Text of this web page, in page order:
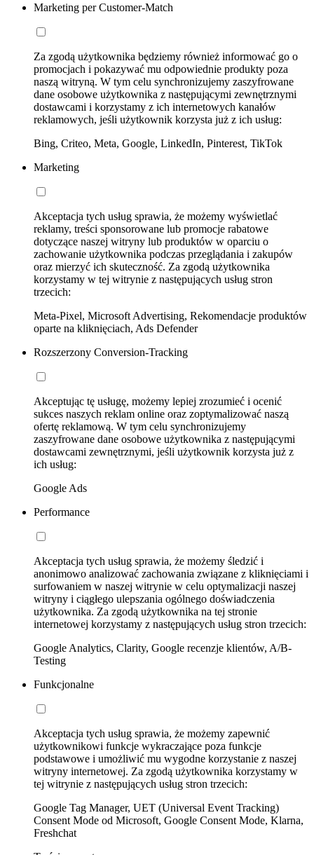
Marketing per Customer-Match
Za zgodą użytkownika będziemy również informować go o
promocjach i pokazywać mu odpowiednie produkty poza
naszą witryną. W tym celu synchronizujemy zaszyfrowane
dane osobowe użytkownika z następującymi zewnętrznymi
dostawcami i korzystamy z ich internetowych kanałów
reklamowych, jeśli użytkownik korzysta już z ich usług:
Bing, Criteo, Meta, Google, LinkedIn, Pinterest, TikTok
Marketing
Akceptacja tych usług sprawia, że możemy wyświetlać
reklamy, treści sponsorowane lub promocje rabatowe
dotyczące naszej witryny lub produktów w oparciu o
zachowanie użytkownika podczas przeglądania i zakupów
oraz mierzyć ich skuteczność. Za zgodą użytkownika
korzystamy w tej witrynie z następujących usług stron
trzecich:
Meta-Pixel, Microsoft Advertising, Rekomendacje produktów
oparte na kliknięciach, Ads Defender
Rozszerzony Conversion-Tracking
Akceptując tę usługę, możemy lepiej zrozumieć i ocenić
sukces naszych reklam online oraz zoptymalizować naszą
ofertę reklamową. W tym celu synchronizujemy
zaszyfrowane dane osobowe użytkownika z następującymi
dostawcami zewnętrznymi, jeśli użytkownik korzysta już z
ich usług:
Google Ads
Performance
Akceptacja tych usług sprawia, że możemy śledzić i
anonimowo analizować zachowania związane z kliknięciami i
surfowaniem w naszej witrynie w celu optymalizacji naszej
witryny i ciągłego ulepszania ogólnego doświadczenia
użytkownika. Za zgodą użytkownika na tej stronie
internetowej korzystamy z następujących usług stron trzecich:
Google Analytics, Clarity, Google recenzje klientów, A/B-
Testing
Funkcjonalne
Akceptacja tych usług sprawia, że możemy zapewnić
użytkownikowi funkcje wykraczające poza funkcje
podstawowe i umożliwić mu wygodne korzystanie z naszej
witryny internetowej. Za zgodą użytkownika korzystamy w
tej witrynie z następujących usług stron trzecich:
Google Tag Manager, UET (Universal Event Tracking)
Consent Mode od Microsoft, Google Consent Mode, Klarna,
Freshchat